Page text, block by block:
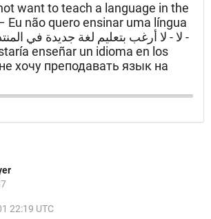
want to teach a language in the
Eu não quero ensinar uma língua
enseñar un idioma en los
хочу преподавать язык на
22:19 UTC